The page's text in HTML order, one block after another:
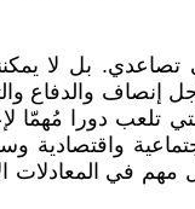
تصاعدي. بل لا
أجل إنصاف
دورا مُهمّا
في